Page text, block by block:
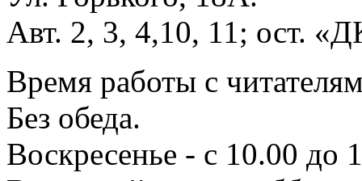
Авт. 2, 3, 4,10, 11; ост.
Время работы с
Без обеда.
Воскресенье - с 10.00 до